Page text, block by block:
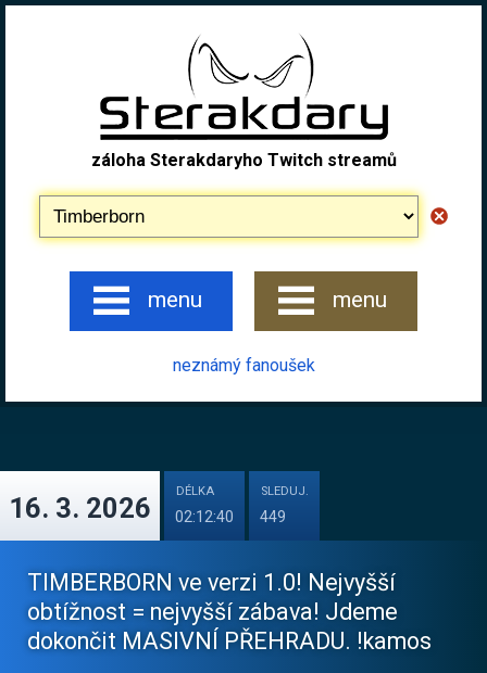
záloha Sterakdaryho Twitch streamů
menu menu
neznámý fanoušek
16. 3. 2026
DÉLKA
02:12:40
SLEDUJ.
449
TIMBERBORN ve verzi 1.0! Nejvyšší
obtížnost = nejvyšší zábava! Jdeme
dokončit MASIVNÍ PŘEHRADU. !kamos